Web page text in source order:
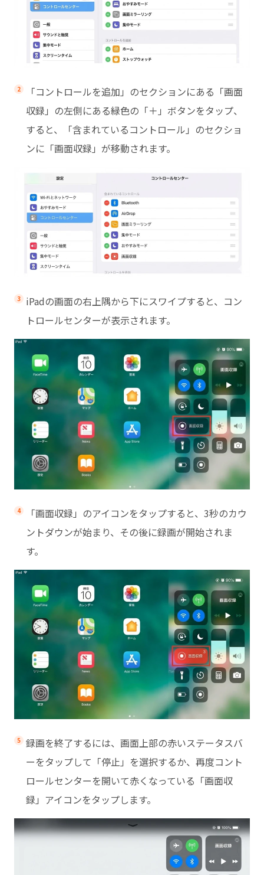
「コントロールを追加」のセクションにある「画面
収録」の左側にある緑色の「＋」ボタンをタップ、
すると、「含まれているコントロール」のセクショ
ンに「画面収録」が移動されます。
iPadの画面の右上隅から下にスワイプすると、コン
トロールセンターが表示されます。
「画面収録」のアイコンをタップすると、3秒のカウ
ントダウンが始まり、その後に録画が開始されま
す。
録画を終了するには、画面上部の赤いステータスバ
ーをタップして「停止」を選択するか、再度コント
ロールセンターを開いて赤くなっている「画面収
録」アイコンをタップします。